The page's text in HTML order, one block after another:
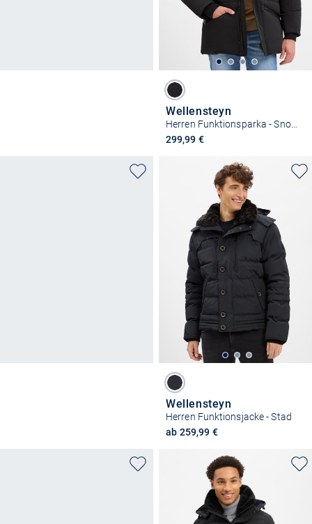
Wellensteyn
Herren Funktionsparka - Snowstorm
299,99 €
Wellensteyn
Herren Funktionsjacke - Stad
ab 259,99 €